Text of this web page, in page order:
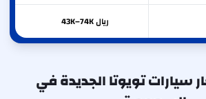
ريال 43K–74K
سيارات تويوتا الجديدة في